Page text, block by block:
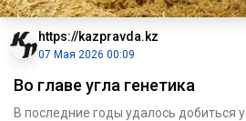
https://kazpravda.kz
07 Мая 2026 00:09
Во главе угла генетика
В последние годы удалось добиться